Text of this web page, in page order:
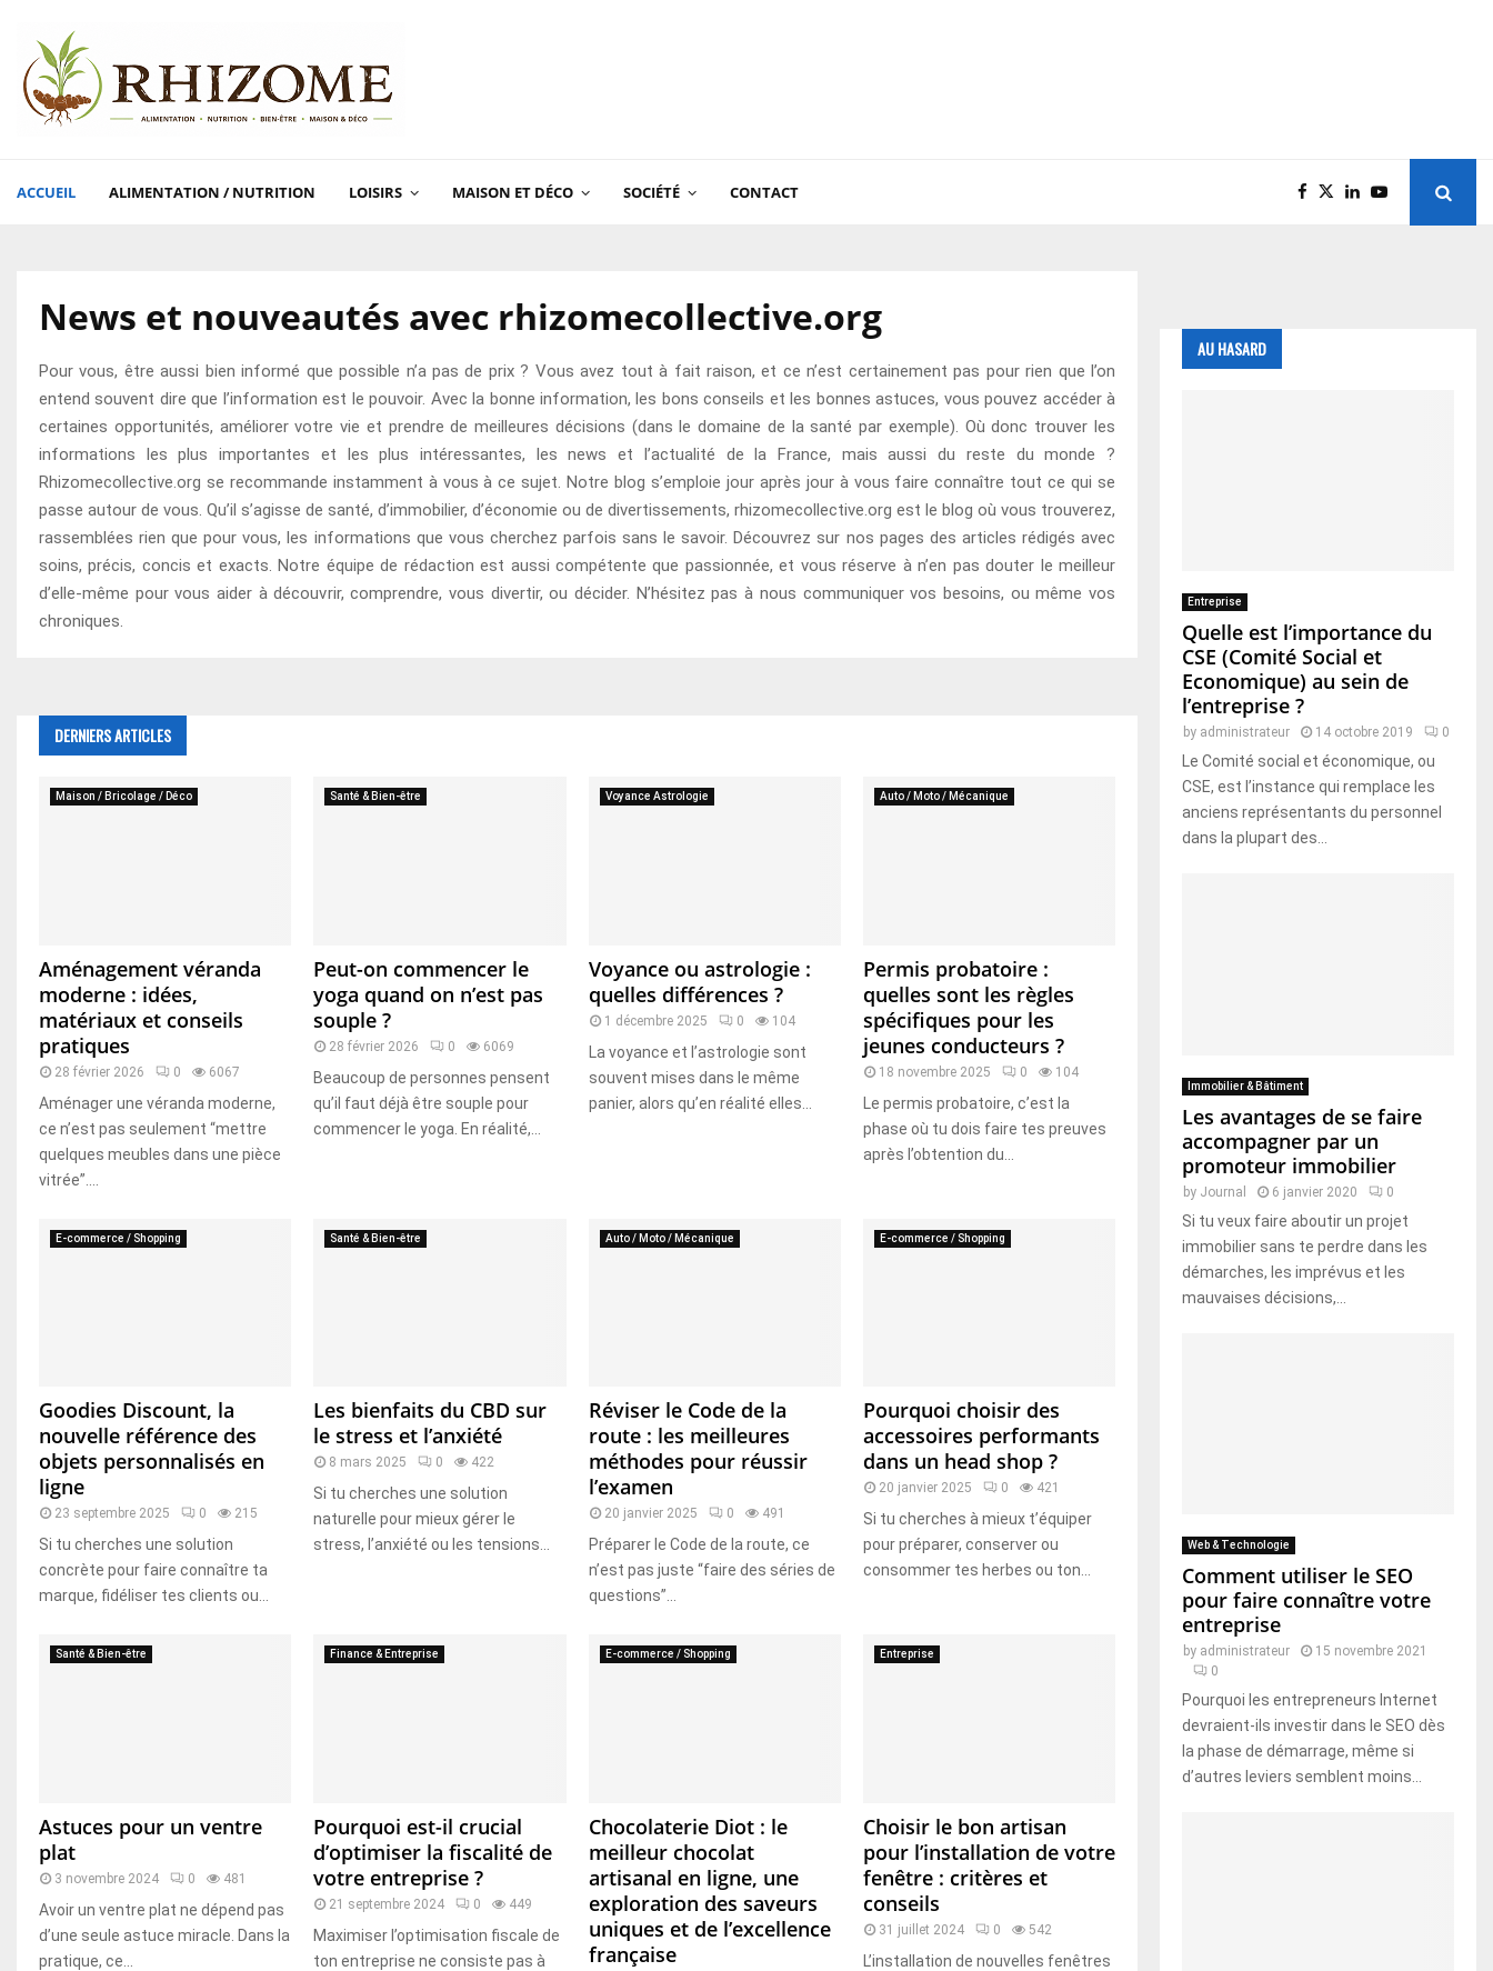
ACCUEIL ALIMENTATION / NUTRITION LOISIRS MAISON ET DÉCO SOCIÉTÉ CONTACT
News et nouveautés avec rhizomecollective.org
Pour vous, être aussi bien informé que possible n’a pas de prix ? Vous avez tout à fait raison, et ce n’est certainement pas pour rien que l’on
entend souvent dire que l’information est le pouvoir. Avec la bonne information, les bons conseils et les bonnes astuces, vous pouvez accéder à
certaines opportunités, améliorer votre vie et prendre de meilleures décisions (dans le domaine de la santé par exemple). Où donc trouver les
informations les plus importantes et les plus intéressantes, les news et l’actualité de la France, mais aussi du reste du monde ?
Rhizomecollective.org se recommande instamment à vous à ce sujet. Notre blog s’emploie jour après jour à vous faire connaître tout ce qui se
passe autour de vous. Qu’il s’agisse de santé, d’immobilier, d’économie ou de divertissements, rhizomecollective.org est le blog où vous trouverez,
rassemblées rien que pour vous, les informations que vous cherchez parfois sans le savoir. Découvrez sur nos pages des articles rédigés avec
soins, précis, concis et exacts. Notre équipe de rédaction est aussi compétente que passionnée, et vous réserve à n’en pas douter le meilleur
d’elle-même pour vous aider à découvrir, comprendre, vous divertir, ou décider. N’hésitez pas à nous communiquer vos besoins, ou même vos
chroniques.
DERNIERS ARTICLES
Maison / Bricolage / Déco
Aménagement véranda
moderne : idées,
matériaux et conseils
pratiques
28 février 2026 0 6067
Aménager une véranda moderne,
ce n’est pas seulement “mettre
quelques meubles dans une pièce
vitrée”....
Santé & Bien-être
Peut-on commencer le
yoga quand on n’est pas
souple ?
28 février 2026 0 6069
Beaucoup de personnes pensent
qu’il faut déjà être souple pour
commencer le yoga. En réalité,...
Voyance Astrologie
Voyance ou astrologie :
quelles différences ?
1 décembre 2025 0 104
La voyance et l’astrologie sont
souvent mises dans le même
panier, alors qu’en réalité elles...
Auto / Moto / Mécanique
Permis probatoire :
quelles sont les règles
spécifiques pour les
jeunes conducteurs ?
18 novembre 2025 0 104
Le permis probatoire, c’est la
phase où tu dois faire tes preuves
après l’obtention du...
E-commerce / Shopping
Goodies Discount, la
nouvelle référence des
objets personnalisés en
ligne
23 septembre 2025 0 215
Si tu cherches une solution
concrète pour faire connaître ta
marque, fidéliser tes clients ou...
Santé & Bien-être
Les bienfaits du CBD sur
le stress et l’anxiété
8 mars 2025 0 422
Si tu cherches une solution
naturelle pour mieux gérer le
stress, l’anxiété ou les tensions...
Auto / Moto / Mécanique
Réviser le Code de la
route : les meilleures
méthodes pour réussir
l’examen
20 janvier 2025 0 491
Préparer le Code de la route, ce
n’est pas juste “faire des séries de
questions”...
E-commerce / Shopping
Pourquoi choisir des
accessoires performants
dans un head shop ?
20 janvier 2025 0 421
Si tu cherches à mieux t’équiper
pour préparer, conserver ou
consommer tes herbes ou ton...
Santé & Bien-être
Astuces pour un ventre
plat
3 novembre 2024 0 481
Avoir un ventre plat ne dépend pas
d’une seule astuce miracle. Dans la
pratique, ce...
Finance & Entreprise
Pourquoi est-il crucial
d’optimiser la fiscalité de
votre entreprise ?
21 septembre 2024 0 449
Maximiser l’optimisation fiscale de
ton entreprise ne consiste pas à
E-commerce / Shopping
Chocolaterie Diot : le
meilleur chocolat
artisanal en ligne, une
exploration des saveurs
uniques et de l’excellence
française
Entreprise
Choisir le bon artisan
pour l’installation de votre
fenêtre : critères et
conseils
31 juillet 2024 0 542
L’installation de nouvelles fenêtres
AU HASARD
Entreprise
Quelle est l’importance du
CSE (Comité Social et
Economique) au sein de
l’entreprise ?
by administrateur 14 octobre 2019 0
Le Comité social et économique, ou
CSE, est l’instance qui remplace les
anciens représentants du personnel
dans la plupart des...
Immobilier & Bâtiment
Les avantages de se faire
accompagner par un
promoteur immobilier
by Journal 6 janvier 2020 0
Si tu veux faire aboutir un projet
immobilier sans te perdre dans les
démarches, les imprévus et les
mauvaises décisions,...
Web & Technologie
Comment utiliser le SEO
pour faire connaître votre
entreprise
by administrateur
15 novembre 2021
0
Pourquoi les entrepreneurs Internet
devraient-ils investir dans le SEO dès
la phase de démarrage, même si
d’autres leviers semblent moins...